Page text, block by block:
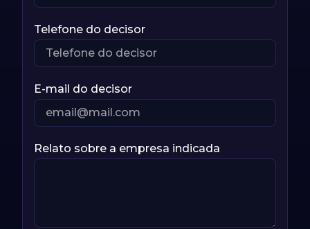
Telefone do decisor
E-mail do decisor
Relato sobre a empresa indicada